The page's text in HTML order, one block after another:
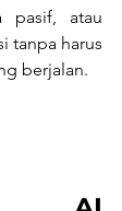
pasif, atau
tanpa harus
berjalan.